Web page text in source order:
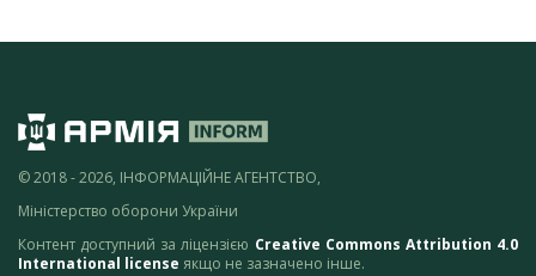
© 2018 - 2026, ІНФОРМАЦІЙНЕ АГЕНТСТВО,
Міністерство оборони України
Контент доступний за ліцензією Creative Commons Attribution 4.0
International license якщо не зазначено інше.